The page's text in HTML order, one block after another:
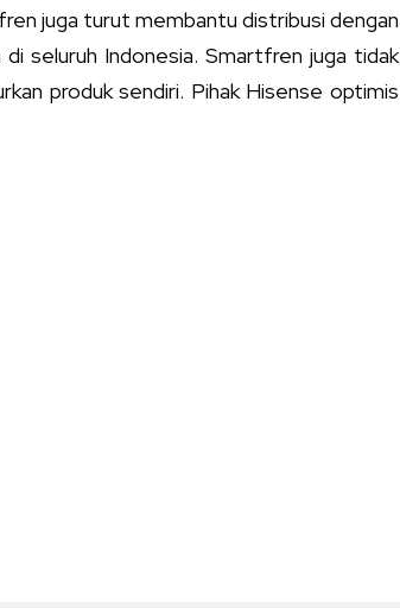
juga turut membantu distribusi dengan
seluruh Indonesia. Smartfren juga tidak
produk sendiri. Pihak Hisense optimis